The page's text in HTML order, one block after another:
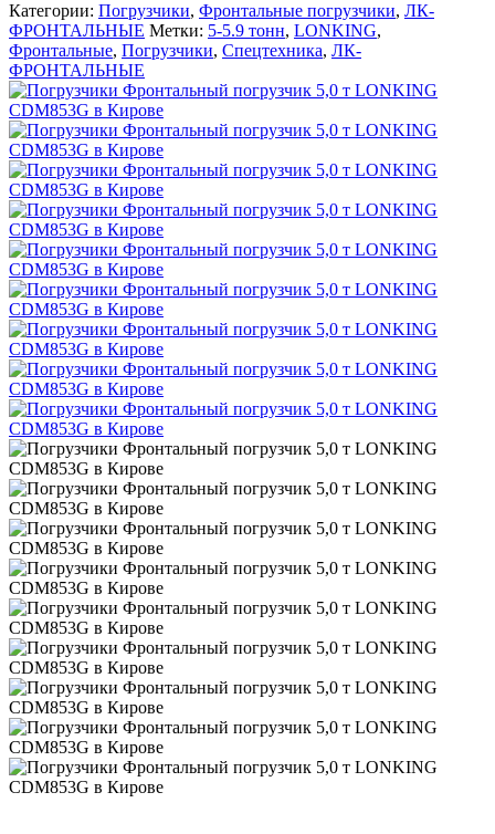
Категории: Погрузчики, Фронтальные погрузчики, ЛК-
ФРОНТАЛЬНЫЕ Метки: 5-5.9 тонн, LONKING,
Фронтальные, Погрузчики, Спецтехника, ЛК-
ФРОНТАЛЬНЫЕ